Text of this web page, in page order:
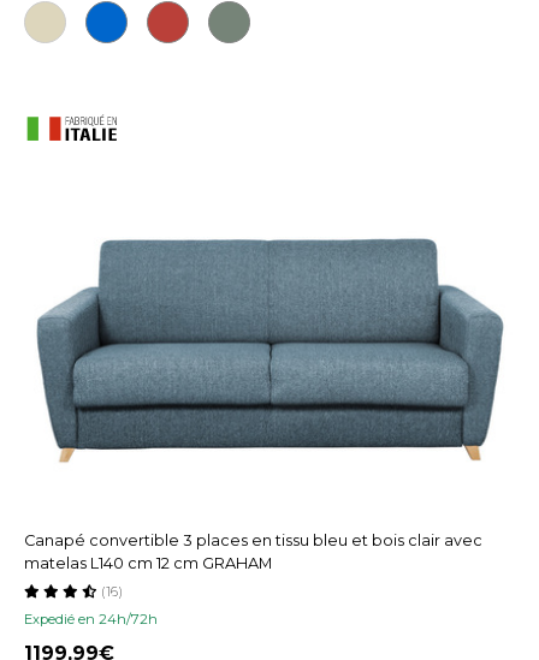
Canapé convertible 3 places en tissu bleu et bois clair avec
matelas L140 cm 12 cm GRAHAM
Expedié en 24h/72h
(16)
1199,99